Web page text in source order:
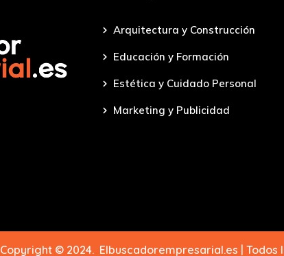
Arquitectura y Construcción
Educación y Formación
Estética y Cuidado Personal
Marketing y Publicidad
Copyright © 2024. Elbuscadorempresarial.es |